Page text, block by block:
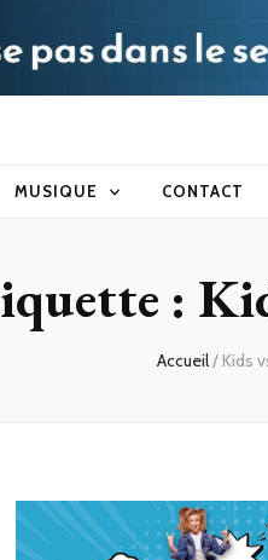
MUSIQUE CONTACT
:
Accueil/ Kids